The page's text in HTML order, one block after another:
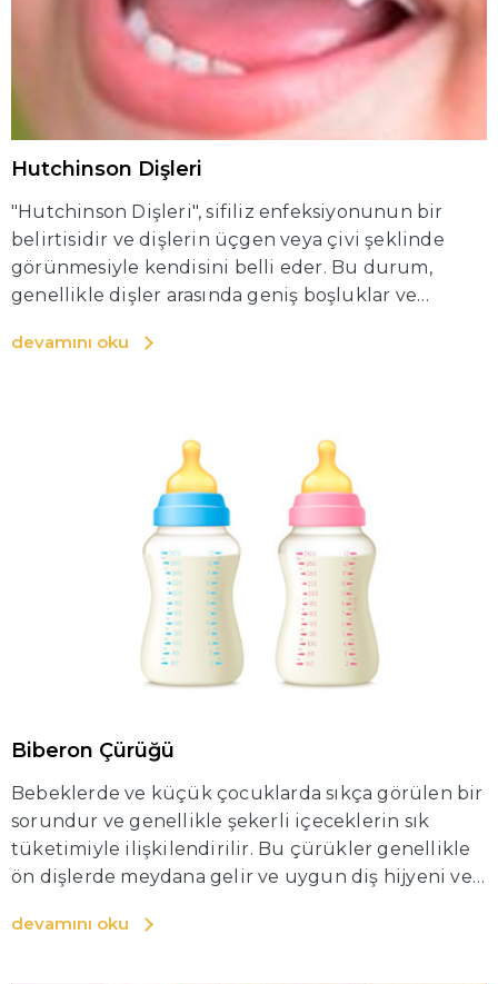
Hutchinson Dişleri
"Hutchinson Dişleri", sifiliz enfeksiyonunun bir
belirtisidir ve dişlerin üçgen veya çivi şeklinde
görünmesiyle kendisini belli eder. Bu durum,
genellikle dişler arasında geniş boşluklar ve
devamını oku
Biberon Çürüğü
Bebeklerde ve küçük çocuklarda sıkça görülen bir
sorundur ve genellikle şekerli içeceklerin sık
tüketimiyle ilişkilendirilir. Bu çürükler genellikle
ön dişlerde meydana gelir ve uygun diş hijyeni ve
dişlerini düzenli olarak temizlemeli ve sağlıklı
devamını oku